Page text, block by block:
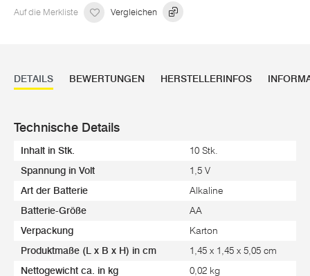
Auf die Merkliste Vergleichen
DETAILS BEWERTUNGEN HERSTELLERINFOS
Technische Details
Inhalt in Stk. 10 Stk.
Spannung in Volt 1,5 V
Art der Batterie Alkaline
Batterie-Größe AA
Verpackung Karton
Produktmaße (L x B x H) in cm 1,45 x 1,45 x 5,05 cm
Nettogewicht ca. in kg 0,02 kg